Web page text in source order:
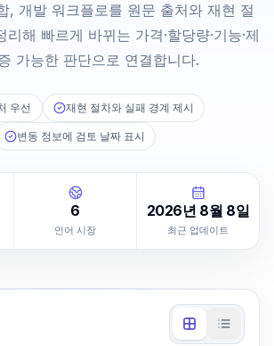
, 개발 워크플로를 원문 출처와 재현 절
해 빠르게 바뀌는 가격·할당량·기능·제
가능한 판단으로 연결합니다.
우선 재현 절차와 실패 경계 제시
변동 정보에 검토 날짜 표시
6
언어 시장
2026년 8월 8일
최근 업데이트